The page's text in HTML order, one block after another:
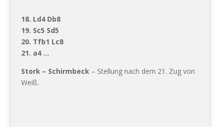
18. Ld4 Db8
19. Sc5 Sd5
20. Tfb1 Lc8
21. a4 …
Stork – Schirmbeck– Stellung nach dem 21. Zug von
Weiß.